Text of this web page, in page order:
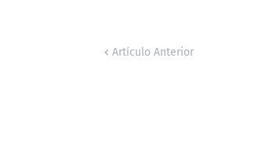
Artículo Anterior